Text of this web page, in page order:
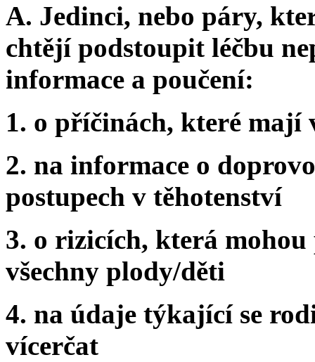
A. Jedinci, nebo páry,
chtějí podstoupit léčbu
informace a poučení:
1. o příčinách, které mají
2. na informace o
postupech v těhotenství
3. o rizicích, která
všechny plody/děti
4. na údaje týkající se
vícerčat